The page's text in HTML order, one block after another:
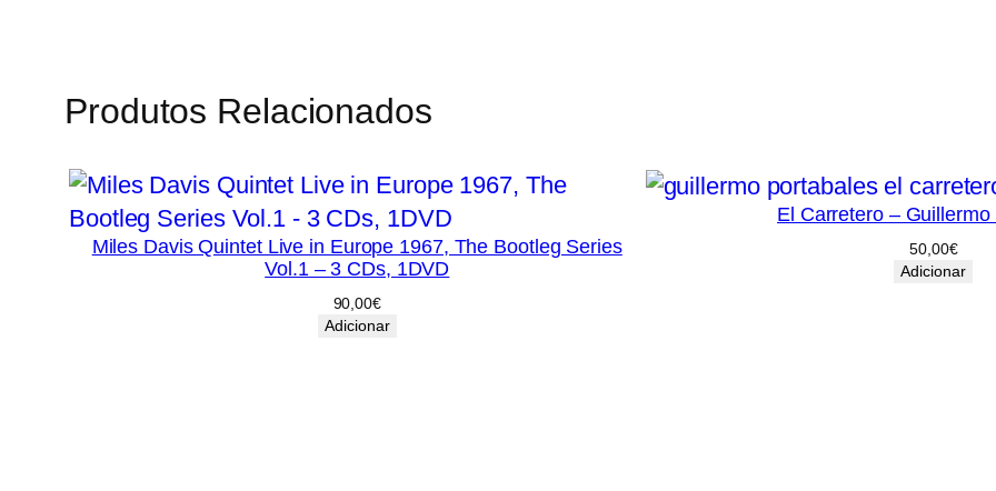
Produtos Relacionados
Miles Davis Quintet Live in Europe 1967, The Bootleg Series
Vol.1 – 3 CDs, 1DVD
90,00€
Adicionar
El Carretero –
50,00€
Adicionar